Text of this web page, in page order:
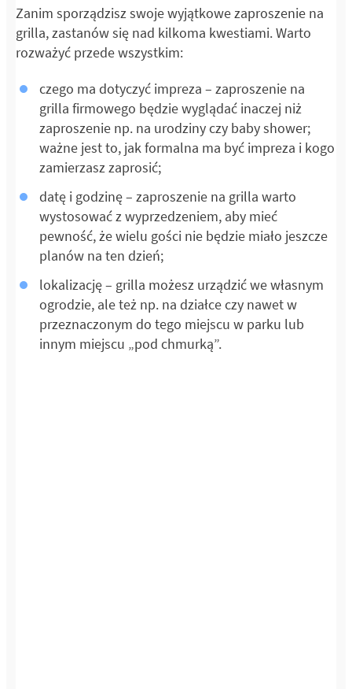
Zanim sporządzisz swoje wyjątkowe zaproszenie na
grilla, zastanów się nad kilkoma kwestiami. Warto
rozważyć przede wszystkim:
czego ma dotyczyć impreza – zaproszenie na
grilla firmowego będzie wyglądać inaczej niż
zaproszenie np. na urodziny czy baby shower;
ważne jest to, jak formalna ma być impreza i kogo
zamierzasz zaprosić;
datę i godzinę – zaproszenie na grilla warto
wystosować z wyprzedzeniem, aby mieć
pewność, że wielu gości nie będzie miało jeszcze
planów na ten dzień;
lokalizację – grilla możesz urządzić we własnym
ogrodzie, ale też np. na działce czy nawet w
przeznaczonym do tego miejscu w parku lub
innym miejscu „pod chmurką”.